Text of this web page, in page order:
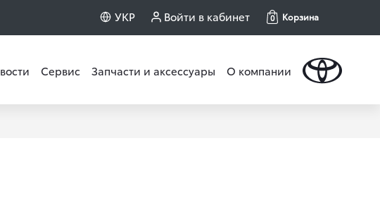
УКР Войти в кабинет 0 Корзина
Сервис Запчасти и аксессуары О компании